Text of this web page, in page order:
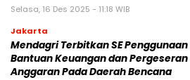
Selasa, 16 Des 2025 - 11:18 WIB
Jakarta
Mendagri Terbitkan SE Penggunaan
Bantuan Keuangan dan Pergeseran
Anggaran Pada Daerah Bencana